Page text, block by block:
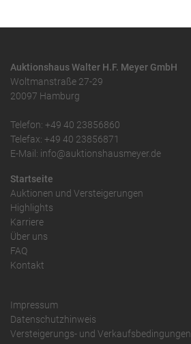
Auktionshaus Walter H.F. Meyer GmbH
Woltmanstraße 27-29
20097 Hamburg
Telefon: +49 40 23856860
Telefax: +49 40 23856871
E-Mail: info@auktionshausmeyer.de
Startseite
Auktionen und Versteigerungen
Highlights
Karriere
Über uns
FAQ
Kontakt
Impressum
Datenschutzhinweis
Versteigerungs- und Verkaufsbedingungen